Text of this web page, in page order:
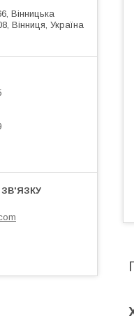
Вінницька
Вінниця, Україна